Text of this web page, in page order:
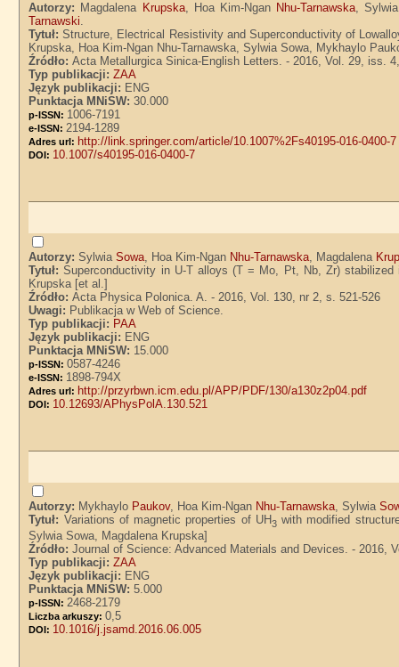
Autorzy: Magdalena Krupska, Hoa Kim-Ngan Nhu-Tarnawska,
Tarnawski.
Tytuł:Structure, Electrical Resistivity and Superconductivity of
Krupska, Hoa Kim-Ngan Nhu-Tarnawska, Sylwia Sowa, Mykhaylo
Źródło:Acta Metallurgica Sinica-English Letters. - 2016, Vol. 29, iss.
Typ publikacji:ZAA
Język publikacji: ENG
Punktacja MNiSW:30.000
p-ISSN: 1006-7191
e-ISSN: 2194-1289
Adres url: http://link.springer.com/article/10.1007%2Fs40195-016-0400-7
DOI: 10.1007/s40195-016-0400-7
Autorzy:SylwiaSowa, Hoa Kim-Ngan Nhu-Tarnawska, Magdalena
Tytuł:Superconductivity in U-T alloys (T = Mo, Pt, Nb, Zr)
Krupska [et al.]
Źródło:Acta Physica Polonica. A. - 2016, Vol. 130, nr 2, s. 521-526
Uwagi: Publikacja w Web of Science.
Typ publikacji: PAA
Język publikacji: ENG
Punktacja MNiSW: 15.000
p-ISSN:0587-4246
e-ISSN: 1898-794X
Adres url: http://przyrbwn.icm.edu.pl/APP/PDF/130/a130z2p04.pdf
DOI: 10.12693/APhysPolA.130.521
Autorzy: Mykhaylo Paukov, Hoa Kim-Ngan Nhu-Tarnawska, Sylwia
Tytuł: Variations of magnetic properties of UH3with modified
Sylwia Sowa, Magdalena Krupska]
Źródło:Journal of Science: Advanced Materials and Devices. - 2016,
Typ publikacji:ZAA
Język publikacji: ENG
Punktacja MNiSW:5.000
p-ISSN: 2468-2179
Liczba arkuszy:0,5
DOI: 10.1016/j.jsamd.2016.06.005